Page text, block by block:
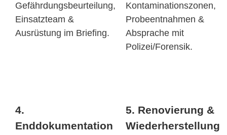
Gefährdungsbeurteilung,
Einsatzteam &
Ausrüstung im Briefing.
Kontaminationszonen,
Probeentnahmen &
Absprache mit
Polizei/Forensik.
4.
Enddokumentation
5. Renovierung &
Wiederherstellung